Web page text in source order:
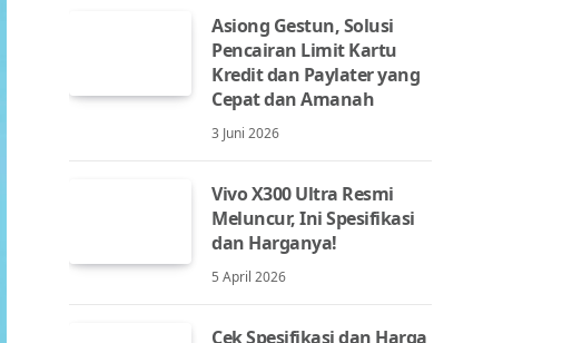
Asiong Gestun, Solusi
Pencairan Limit Kartu
Kredit dan Paylater yang
Cepat dan Amanah
3 Juni 2026
Vivo X300 Ultra Resmi
Meluncur, Ini Spesifikasi
dan Harganya!
5 April 2026
Cek Spesifikasi dan Harga